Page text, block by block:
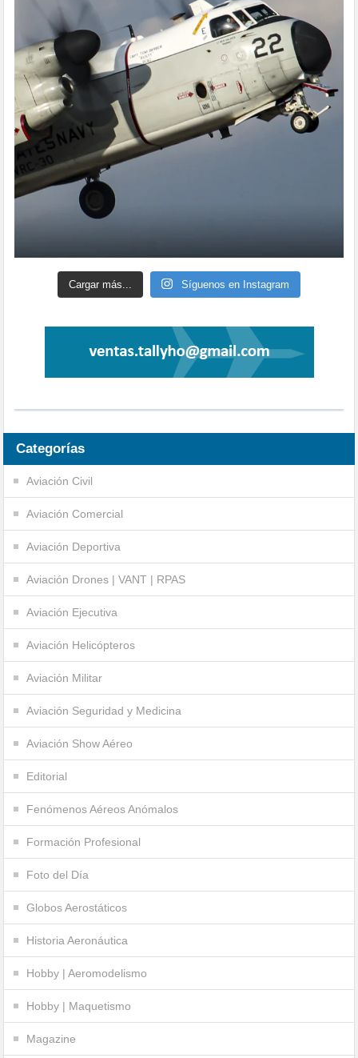
Cargar más... Síguenos en Instagram
Categorías
Aviación Civil
Aviación Comercial
Aviación Deportiva
Aviación Drones | VANT | RPAS
Aviación Ejecutiva
Aviación Helicópteros
Aviación Militar
Aviación Seguridad y Medicina
Aviación Show Aéreo
Editorial
Fenómenos Aéreos Anómalos
Formación Profesional
Foto del Día
Globos Aerostáticos
Historia Aeronáutica
Hobby | Aeromodelismo
Hobby | Maquetismo
Magazine